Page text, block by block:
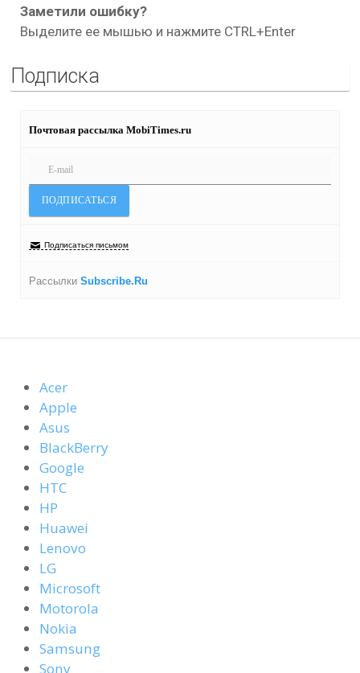
Заметили ошибку?
Выделите ее мышью и нажмите CTRL+Enter
Подписка
Почтовая рассылка MobiTimes.ru
Подписаться письмом
Рассылки Subscribe.Ru
Acer
Apple
Asus
BlackBerry
Google
HTC
HP
Huawei
Lenovo
LG
Microsoft
Motorola
Nokia
Samsung
Sony